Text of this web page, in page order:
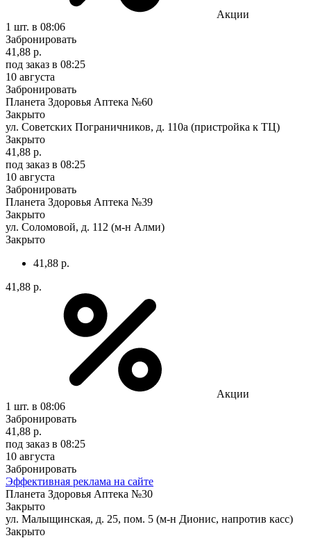
Акции
1 шт. в 08:06
Забронировать
41,88 р.
под заказ в 08:25
10 августа
Забронировать
Планета Здоровья Аптека №60
Закрыто
ул. Советских Пограничников, д. 110а (пристройка к ТЦ)
Закрыто
41,88 р.
под заказ в 08:25
10 августа
Забронировать
Планета Здоровья Аптека №39
Закрыто
ул. Соломовой, д. 112 (м-н Алми)
Закрыто
41,88 р.
41,88 р.
Акции
1 шт. в 08:06
Забронировать
41,88 р.
под заказ в 08:25
10 августа
Забронировать
Эффективная реклама на сайте
Планета Здоровья Аптека №30
Закрыто
ул. Малыщинская, д. 25, пом. 5 (м-н Дионис, напротив касс)
Закрыто